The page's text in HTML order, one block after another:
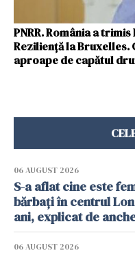
PNRR. România a
Reziliență la Bruxelles.
aproape de capătul
06 AUGUST 2026
S-a aflat cine este
bărbați în centrul
ani, explicat de
06 AUGUST 2026